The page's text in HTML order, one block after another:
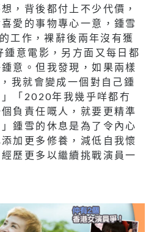
，背後都付上不少代價，
愛的事物專心一意，鍾雪
工作，裸辭後兩年沒有獲
意電影，另方面又每日都
意。但我發現，如果兩樣
我就會變成一個對自己鍾
「2020年我幾乎咩都冇
負責任嘅人，就要更精準
鍾雪的休息是為了令內心
加更多修養，減低自我懷
歷更多以繼續挑戰演員一